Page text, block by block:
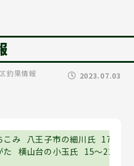
釣果情報 2023.07.03
こみ 八王子市の細川氏 17～
た 横山台の小玉氏 15～22.7cm